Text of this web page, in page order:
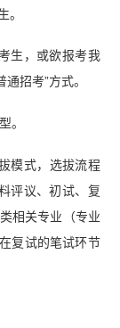
。
生，或欲报考我
招考”方式。
。
模式，选拔流程
评议、初试、复
相关专业（专业
复试的笔试环节